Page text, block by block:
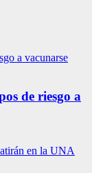
de riesgo a